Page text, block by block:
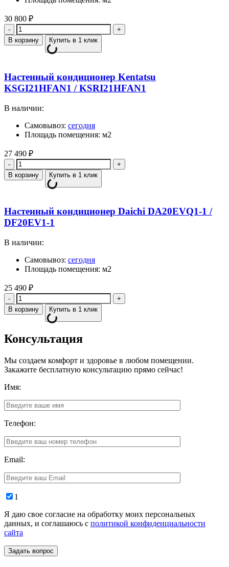
30 800 ₽
Количество
В корзину Купить в 1 клик
Настенный кондиционер Kentatsu
KSGI21HFAN1 / KSRI21HFAN1
В наличии:
Самовывоз: сегодня
Площадь помещения: м2
27 490 ₽
Количество
В корзину Купить в 1 клик
Настенный кондиционер Daichi DA20EVQ1-1 /
DF20EV1-1
В наличии:
Самовывоз: сегодня
Площадь помещения: м2
25 490 ₽
Количество
В корзину Купить в 1 клик
Консультация
Мы создаем комфорт и здоровье в любом помещении.
Закажите бесплатную консультацию прямо сейчас!
Имя:
Телефон:
Email:
1
Я даю свое согласие на обработку моих персональных
данных, и соглашаюсь с политикой конфиденциальности
сайта
Задать вопрос